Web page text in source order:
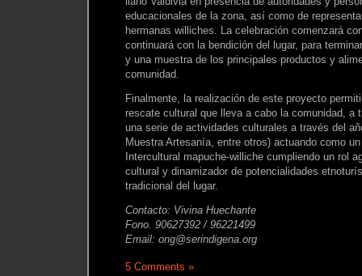
educacionales de la zona, así como de
hermanas williches. La celebración comenzará
continuará con la bendición del lugar, para
y una muestra de los principales productos y
comunidad.
Finalmente, la realización de este proyecto
rescate cultural que lleva a cabo la comunidad, a
una serie de actividades culturales a través del
Muestra Artesanía, entre otros) actuando como
Intercultural mapuche-williche cumpliendo un rol
cultural y dinamizador de potencialidades
tradicional del lugar.
Contacto: Vivina Huechante
Fono. 90627392 / 96221499
Email: ong@serindigena.org
5 Comments »